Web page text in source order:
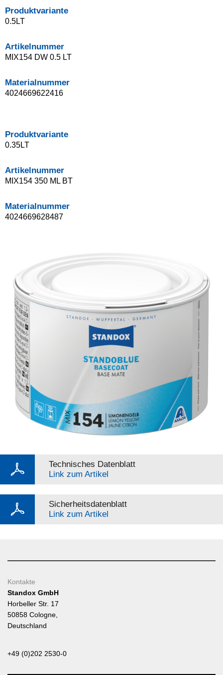
Produktvariante
0.5LT
Artikelnummer
MIX154 DW 0.5 LT
Materialnummer
4024669622416
Produktvariante
0.35LT
Artikelnummer
MIX154 350 ML BT
Materialnummer
4024669628487
Technisches Datenblatt
Link zum Artikel
Sicherheitsdatenblatt
Link zum Artikel
Kontakte
Standox GmbH
Horbeller Str. 17
50858 Cologne,
Deutschland
+49 (0)202 2530-0